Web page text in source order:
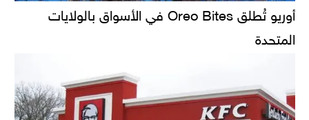
أوريو تُطلق Oreo Bites في الأسواق بالولايات
المتحدة